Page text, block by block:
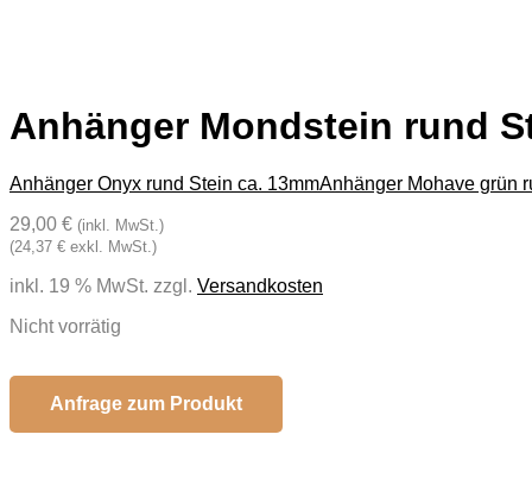
Anhänger Mondstein rund
Anhänger Onyx rund Stein ca. 13mmAnhänger Mohave grün
29,00 € (inkl. MwSt.)
(24,37 € exkl. MwSt.)
inkl. 19 % MwSt. zzgl. Versandkosten
Nicht vorrätig
Anfrage zum Produkt